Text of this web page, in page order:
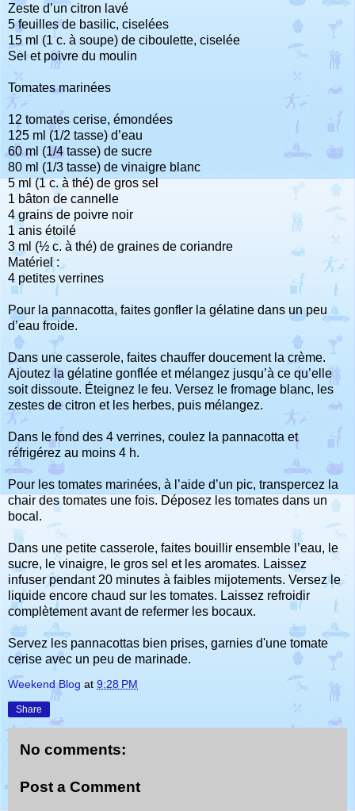
Zeste d’un citron lavé
5 feuilles de basilic, ciselées
15 ml (1 c. à soupe) de ciboulette, ciselée
Sel et poivre du moulin
Tomates marinées
12 tomates cerise, émondées
125 ml (1/2 tasse) d’eau
60 ml (1/4 tasse) de sucre
80 ml (1/3 tasse) de vinaigre blanc
5 ml (1 c. à thé) de gros sel
1 bâton de cannelle
4 grains de poivre noir
1 anis étoilé
3 ml (½ c. à thé) de graines de coriandre
Matériel :
4 petites verrines
Pour la pannacotta, faites gonfler la gélatine dans un peu
d’eau froide.
Dans une casserole, faites chauffer doucement la crème.
Ajoutez la gélatine gonflée et mélangez jusqu’à ce qu’elle
soit dissoute. Éteignez le feu. Versez le fromage blanc, les
zestes de citron et les herbes, puis mélangez.
Dans le fond des 4 verrines, coulez la pannacotta et
réfrigérez au moins 4 h.
Pour les tomates marinées, à l’aide d’un pic, transpercez la
chair des tomates une fois. Déposez les tomates dans un
bocal.
Dans une petite casserole, faites bouillir ensemble l’eau, le
sucre, le vinaigre, le gros sel et les aromates. Laissez
infuser pendant 20 minutes à faibles mijotements. Versez le
liquide encore chaud sur les tomates. Laissez refroidir
complètement avant de refermer les bocaux.
Servez les pannacottas bien prises, garnies d'une tomate
cerise avec un peu de marinade.
Weekend Blog at 9:28 PM
Share
No comments:
Post a Comment